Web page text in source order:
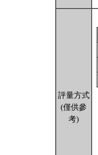
評量方式
(僅供參
考)